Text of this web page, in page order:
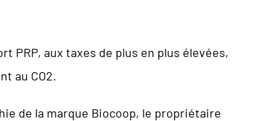
PRP, aux taxes de plus en plus élevées,
au CO2.
de la marque Biocoop, le propriétaire